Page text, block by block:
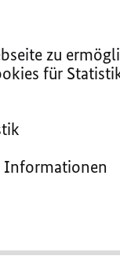
zu
für
Informationen